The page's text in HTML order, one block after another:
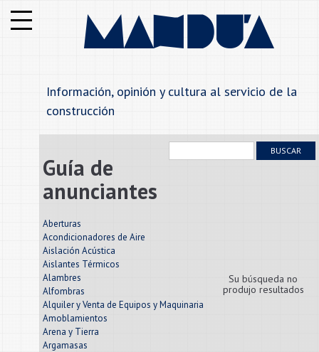
Institucional
Secciones
Anunciantes
Alfabetico
Contáctenos
Información, opinión y cultura al servicio de la
construcción
BUSCAR
Guía de
anunciantes
Aberturas
Acondicionadores de Aire
Aislación Acústica
Aislantes Térmicos
Alambres
Alfombras
Alquiler y Venta de Equipos y Maquinaria
Amoblamientos
Arena y Tierra
Argamasas
Su búsqueda no
produjo resultados